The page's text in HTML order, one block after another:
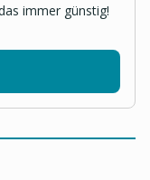
immer günstig!